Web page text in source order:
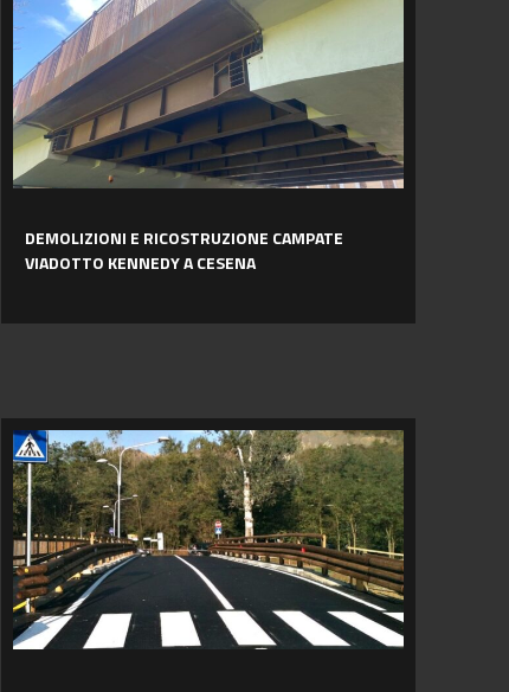
RICOSTRUZIONE
CAMPATE
VIADOTTO
KENNEDY
CESENA
DEMOLIZIONI E RICOSTRUZIONE CAMPATE
VIADOTTO KENNEDY A CESENA
PONTE
FIORANO
MODENESE